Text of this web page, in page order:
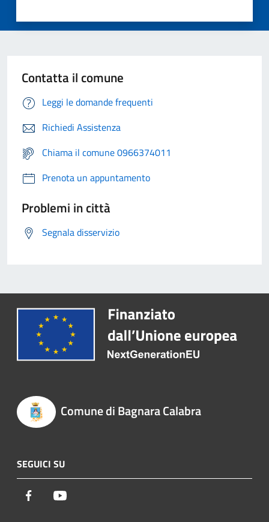
Contatta il comune
Leggi le domande frequenti
Richiedi Assistenza
Chiama il comune 0966374011
Prenota un appuntamento
Problemi in città
Segnala disservizio
Comune di Bagnara Calabra
SEGUICI SU
Facebook